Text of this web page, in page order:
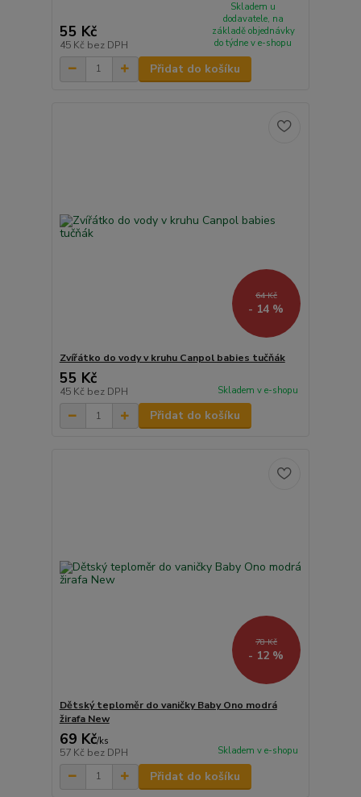
55 Kč
45 Kč bez DPH
Skladem u
dodavatele, na
základě objednávky
do týdne v e-shopu
Přidat do košíku
64 Kč
- 14 %
Zvířátko do vody v kruhu Canpol babies tučňák
55 Kč
45 Kč bez DPH Skladem v e-shopu
Přidat do košíku
78 Kč
- 12 %
Dětský teploměr do vaničky Baby Ono modrá
žirafa New
69 Kč/ks
57 Kč bez DPH Skladem v e-shopu
Přidat do košíku